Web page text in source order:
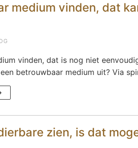
medium vinden, dat
vinden, dat is nog niet
betrouwbaar medium uit? Via
zien, is dat